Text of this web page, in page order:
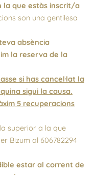
la que estàs inscrit/a
son una gentilesa
absència
la reserva de la
si has cancel·lat la
sigui la causa.
5 recuperacions
superior a la que
Bizum al 606782294
estar al corrent de